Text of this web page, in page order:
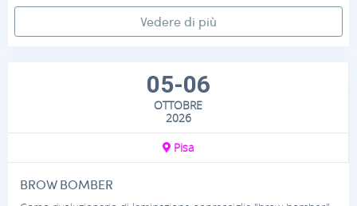
Vedere di più
05-06
OTTOBRE
2026
Pisa
BROW BOMBER